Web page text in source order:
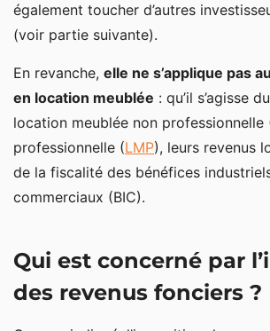
également toucher d’autres
(voir partie suivante).
En revanche, elle ne s’applique pas
en location meublée : qu’il s’agisse
location meublée non professionnelle
professionnelle (LMP), leurs revenus
de la fiscalité des bénéfices
commerciaux (BIC).
Qui est concerné par
des revenus fonciers ?